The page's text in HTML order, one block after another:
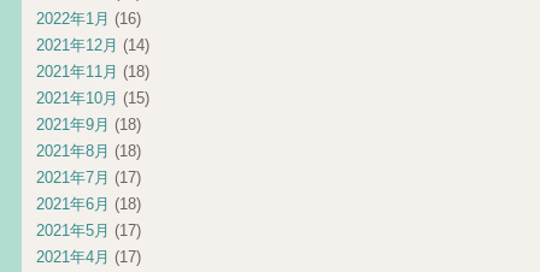
2022年1月 (16)
2021年12月 (14)
2021年11月 (18)
2021年10月 (15)
2021年9月 (18)
2021年8月 (18)
2021年7月 (17)
2021年6月 (18)
2021年5月 (17)
2021年4月 (17)